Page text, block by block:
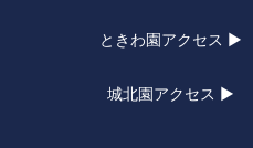
ときわ園アクセス ▶
城北園アクセス ▶